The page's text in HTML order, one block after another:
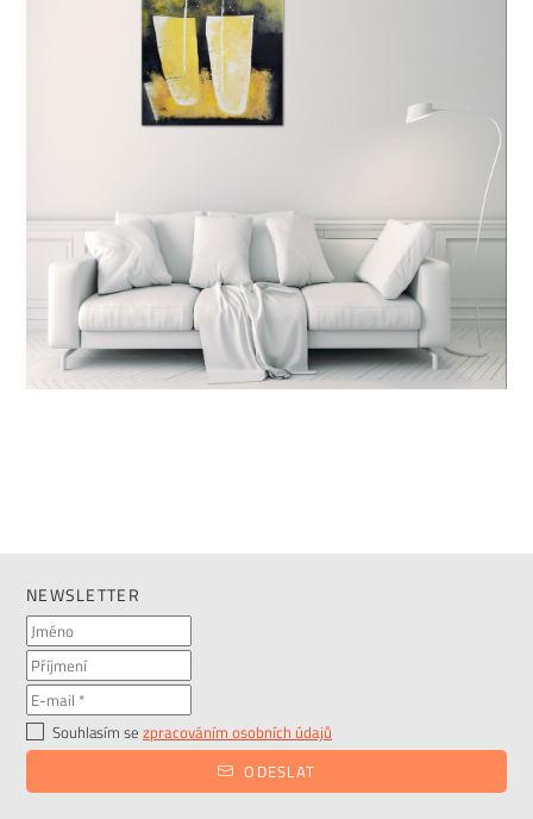
NEWSLETTER
Souhlasím se zpracováním osobních údajů
ODESLAT